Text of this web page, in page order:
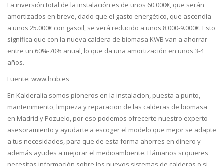
La inversión total de la instalación es de unos 60.000€, que serán
amortizados en breve, dado que el gasto energético, que ascendía
a unos 25.000€ con gasoil, se verá reducido a unos 8.000-9.000€. Esto
significa que con la nueva caldera de biomasa KWB van a ahorrar
entre un 60%-70% anual, lo que da una amortización en unos 3-4
años.
Fuente: www.hcib.es
En Kalderalia somos pioneros en la instalacion, puesta a punto,
mantenimiento, limpieza y reparacion de las calderas de biomasa
en Madrid y Pozuelo, por eso podemos ofrecerte nuestro experto
asesoramiento y ayudarte a escoger el modelo que mejor se adapte
a tus necesidades, para que de esta forma ahorres en dinero y
además ayudes a mejorar el medioambiente. Llámanos si quieres